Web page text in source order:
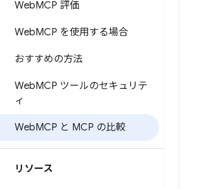
WebMCP 評価
WebMCP を使用する場合
おすすめの方法
WebMCP ツールのセキュリテ
ィ
WebMCP と MCP の比較
リソース